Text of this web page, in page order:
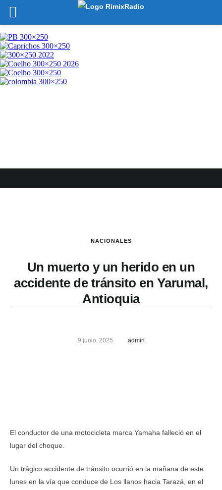
NACIONALES
Un muerto y un herido en un
accidente de tránsito en Yarumal,
Antioquia
9 junio, 2025 admin
El conductor de una motocicleta marca Yamaha falleció en el
lugar del choque.
Un trágico accidente de tránsito ocurrió en la mañana de este
lunes en la vía que conduce de Los llanos hacia Tarazá, en el